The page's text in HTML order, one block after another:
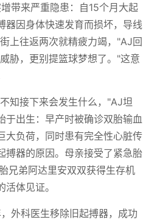
带来严重隐患：自15个月大起
器因身体快速发育而损坏，导线
上往返两次就精疲力竭，"AJ回
胁，更别提篮球梦想了。"这意
知接下来会发生什么，"AJ坦
于出生：早产时被确诊双胎输血
大负荷，同时患有完全性心脏传
搏器的原因。母亲接受了紧急胎
兄弟阿达里安双双获得生存机
体见证。
外科医生移除旧起搏器，成功